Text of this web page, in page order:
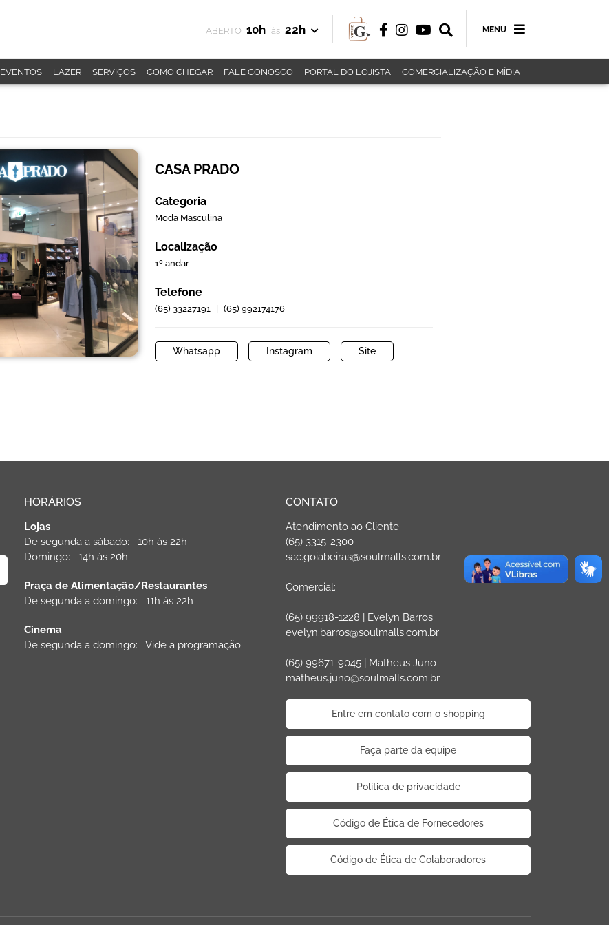
ABERTO 10h às 22h MENU
EVENTOS LAZER SERVIÇOS COMO CHEGAR FALE CONOSCO PORTAL DO LOJISTA COMERCIALIZAÇÃO E MÍDIA
CASA PRADO
Categoria
Moda Masculina
Localização
1º andar
Telefone
(65) 33227191 | (65) 992174176
Whatsapp Instagram Site
HORÁRIOS
Lojas
De segunda a sábado: 10h às 22h
Domingo: 14h às 20h
Praça de Alimentação/Restaurantes
De segunda a domingo: 11h às 22h
Cinema
De segunda a domingo: Vide a programação
CONTATO
Atendimento ao Cliente
(65) 3315-2300
sac.goiabeiras@soulmalls.com.br
Comercial:
(65) 99918-1228 | Evelyn Barros
evelyn.barros@soulmalls.com.br
(65) 99671-9045 | Matheus Juno
matheus.juno@soulmalls.com.br
Entre em contato com o shopping
Faça parte da equipe
Politica de privacidade
Código de Ética de Fornecedores
Código de Ética de Colaboradores